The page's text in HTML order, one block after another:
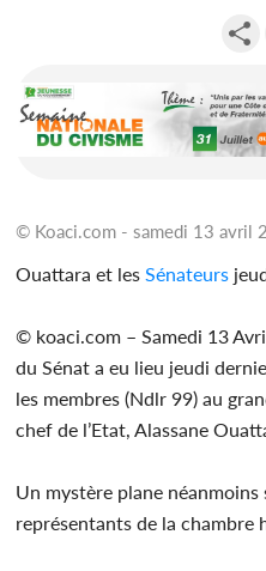
© Koaci.com - samedi 13 avril
Ouattara et lesSénateurs
© koaci.com – Samedi 13
du Sénat a eu lieu jeudi
les membres (Ndlr 99) au
chef de l’Etat, Alassane
Un mystère plane
représentants de la chambre